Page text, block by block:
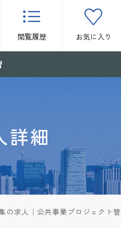
閲覧履歴 お気に入り
詳細
の求人｜公共事業プロジェクト